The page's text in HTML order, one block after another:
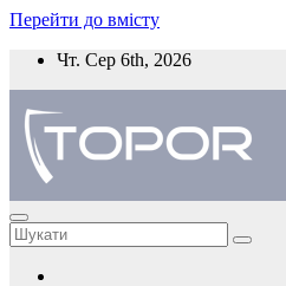
Перейти до вмісту
Чт. Сер 6th, 2026